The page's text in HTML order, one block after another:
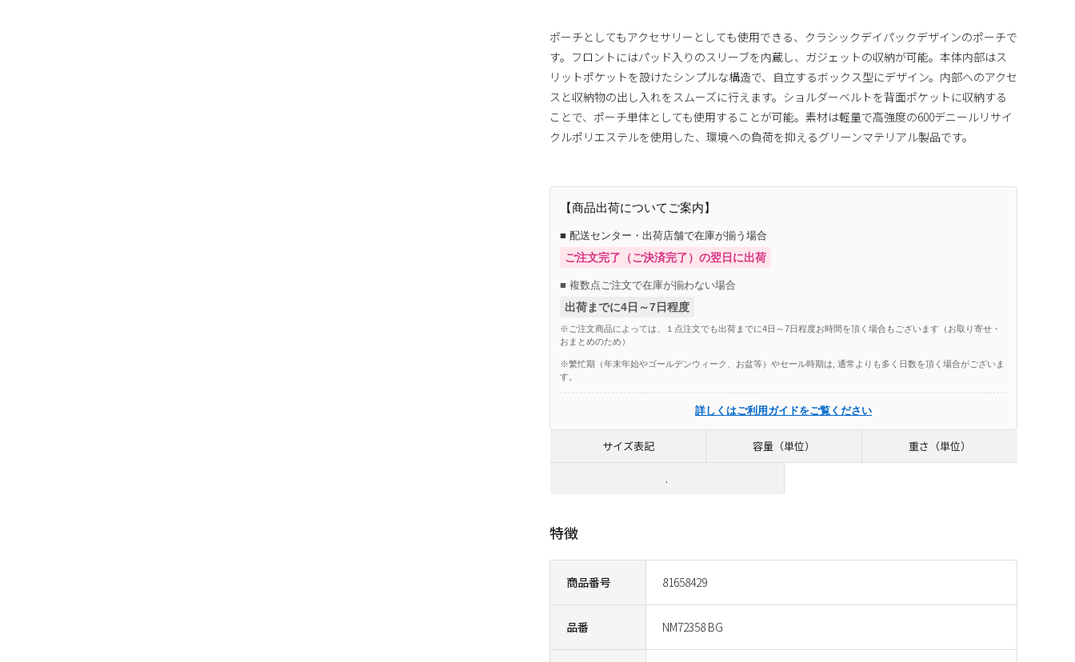
商品番号 81658429
品番 NM72358 BG
ポーチとしてもアクセサリーとしても使用できる、クラシックデイパックデザインのポーチで
す。フロントにはパッド入りのスリーブを内蔵し、ガジェットの収納が可能。本体内部はス
リットポケットを設けたシンプルな構造で、自立するボックス型にデザイン。内部へのアクセ
スと収納物の出し入れをスムーズに行えます。ショルダーベルトを背面ポケットに収納する
ことで、ポーチ単体としても使用することが可能。素材は軽量で高強度の600デニールリサイ
クルポリエステルを使用した、環境への負荷を抑えるグリーンマテリアル製品です。
【商品出荷についてご案内】
■ 配送センター・出荷店舗で在庫が揃う場合
ご注文完了（ご決済完了）の翌日に出荷
■ 複数点ご注文で在庫が揃わない場合
出荷までに4日～7日程度
※ご注文商品によっては、１点注文でも出荷までに4日～7日程度お時間を頂く場合もございます（お取り寄せ・
おまとめのため）
※繁忙期（年末年始やゴールデンウィーク、お盆等）やセール時期は, 通常よりも多く日数を頂く場合がございま
す。
詳しくはご利用ガイドをご覧ください
特徴
サイズ表記 容量（単位） 重さ（単位）
.